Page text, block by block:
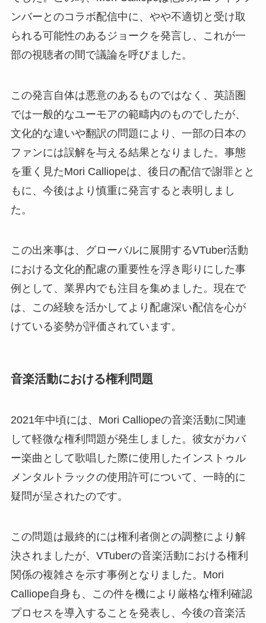
ンバーとのコラボ配信中に、やや不適切と受け取
られる可能性のあるジョークを発言し、これが一
部の視聴者の間で議論を呼びました。
この発言自体は悪意のあるものではなく、英語圏
では一般的なユーモアの範疇内のものでしたが、
文化的な違いや翻訳の問題により、一部の日本の
ファンには誤解を与える結果となりました。事態
を重く見たMori Calliopeは、後日の配信で謝罪とと
もに、今後はより慎重に発言すると表明しまし
た。
この出来事は、グローバルに展開するVTuber活動
における文化的配慮の重要性を浮き彫りにした事
例として、業界内でも注目を集めました。現在で
は、この経験を活かしてより配慮深い配信を心が
けている姿勢が評価されています。
音楽活動における権利問題
2021年中頃には、Mori Calliopeの音楽活動に関連
して軽微な権利問題が発生しました。彼女がカバ
ー楽曲として歌唱した際に使用したインストゥル
メンタルトラックの使用許可について、一時的に
疑問が呈されたのです。
この問題は最終的には権利者側との調整により解
決されましたが、VTuberの音楽活動における権利
関係の複雑さを示す事例となりました。Mori
Calliope自身も、この件を機により厳格な権利確認
プロセスを導入することを発表し、今後の音楽活